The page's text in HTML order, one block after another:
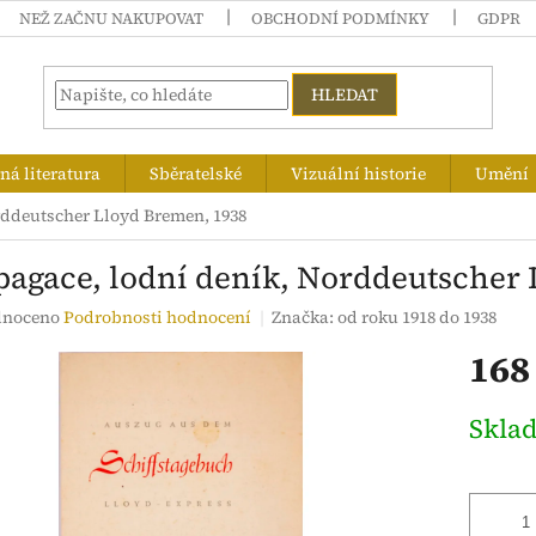
NEŽ ZAČNU NAKUPOVAT OBCHODNÍ PODMÍNKY GDPR
HLEDAT
literatura Sběratelské Vizuální historie Umění
Lloyd Bremen, 1938
lodní deník, Norddeutscher
Podrobnosti hodnocení Značka:od roku 1918 do 1938
cena: